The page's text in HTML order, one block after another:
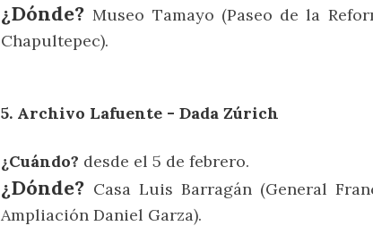
¿Dónde?Museo Tamayo (Paseo de la
Chapultepec).
5. Archivo Lafuente - Dada Zúrich
¿Cuándo? desde el 5 de febrero.
¿Dónde? Casa Luis Barragán (General
Ampliación Daniel Garza).